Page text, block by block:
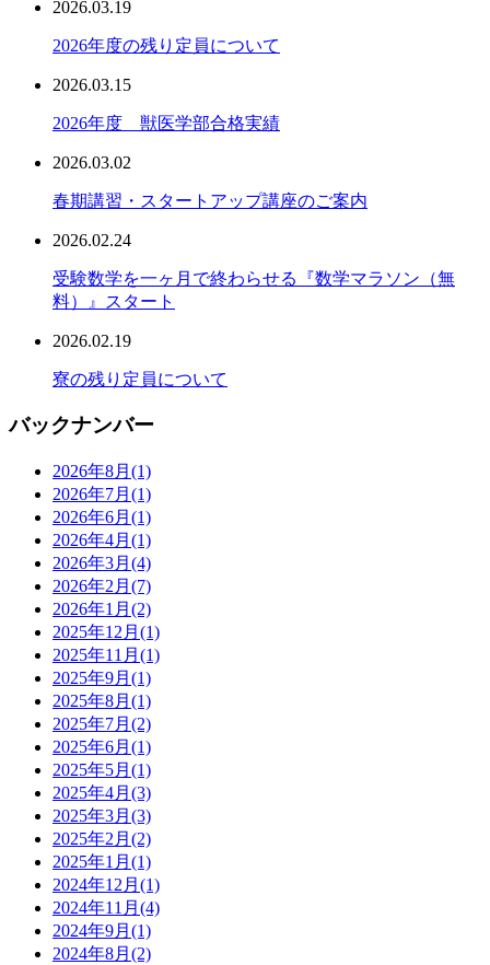
2026.03.19
2026年度の残り定員について
2026.03.15
2026年度 獣医学部合格実績
2026.03.02
春期講習・スタートアップ講座のご案内
2026.02.24
受験数学を一ヶ月で終わらせる『数学マラソン（無
料）』スタート
2026.02.19
寮の残り定員について
バックナンバー
2026年8月 (1)
2026年7月 (1)
2026年6月 (1)
2026年4月 (1)
2026年3月 (4)
2026年2月 (7)
2026年1月 (2)
2025年12月 (1)
2025年11月 (1)
2025年9月 (1)
2025年8月 (1)
2025年7月 (2)
2025年6月 (1)
2025年5月 (1)
2025年4月 (3)
2025年3月 (3)
2025年2月 (2)
2025年1月 (1)
2024年12月 (1)
2024年11月 (4)
2024年9月 (1)
2024年8月 (2)